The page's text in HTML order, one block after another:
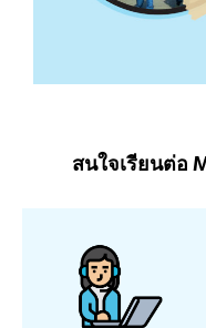
สนใจเรียนต่อ